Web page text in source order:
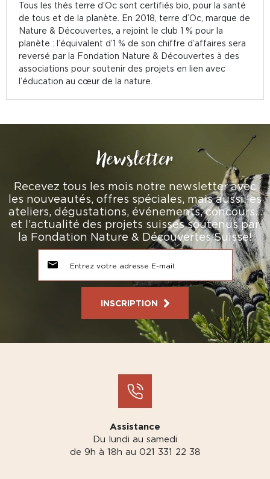
Tous les thés terre d’Oc sont certifiés bio, pour la santé
de tous et de la planète. En 2018, terre d’Oc, marque de
Nature & Découvertes, a rejoint le club 1 % pour la
planète : l’équivalent d’1 % de son chiffre d’affaires sera
reversé par la Fondation Nature & Découvertes à des
associations pour soutenir des projets en lien avec
l’éducation au cœur de la nature.
Newsletter
Recevez tous les mois notre newsletter avec
les nouveautés, offres spéciales, mais aussi les
ateliers, dégustations, événements, concours…
et l’actualité des projets suisses soutenus par
la Fondation Nature & Découvertes Suisse!
INSCRIPTION
Assistance
Du lundi au samedi
de 9h à 18h au 021 331 22 38